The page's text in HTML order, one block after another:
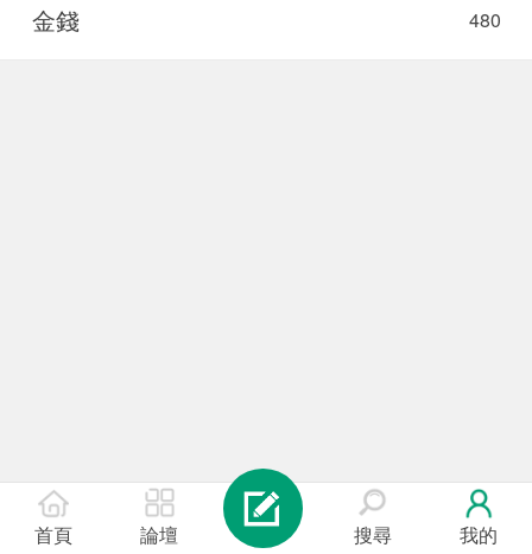
480
金錢
首頁 論壇 搜尋 我的